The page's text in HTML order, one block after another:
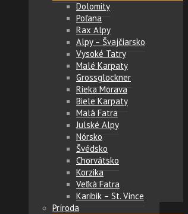
Dolomity
Poľana
Rax Alpy
Alpy – Švajčiarsko
Vysoké Tatry
Malé Karpaty
Grossglockner
Rieka Morava
Biele Karpaty
Malá Fatra
Julské Alpy
Nórsko
Švédsko
Chorvátsko
Korzika
Veľká Fatra
Karibik – St. Vince
Príroda